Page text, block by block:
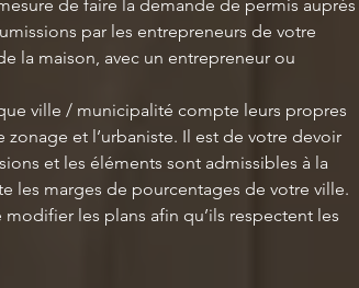
de faire la demande de permis auprès
par les entrepreneurs de votre
la maison, avec un entrepreneur ou
ville / municipalité compte leurs propres
et l’urbaniste. Il est de votre devoir
et les éléments sont admissibles à la
les marges de pourcentages de votre ville.
les plans afin qu’ils respectent les